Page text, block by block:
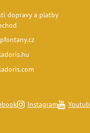
dopravy a platby
Instagram